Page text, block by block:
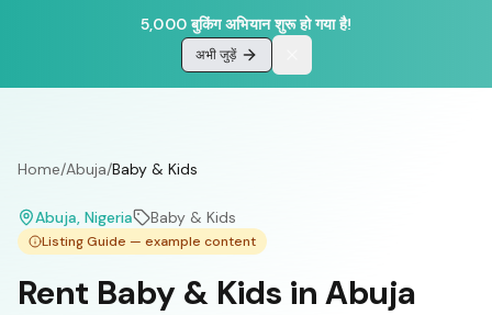
5,000 बुकिंग अभियान शुरू हो गया है!
अभी जुड़ें
Home/Abuja/Baby & Kids
Abuja, Nigeria Baby & Kids
Listing Guide — example content
Rent Baby & Kids in Abuja